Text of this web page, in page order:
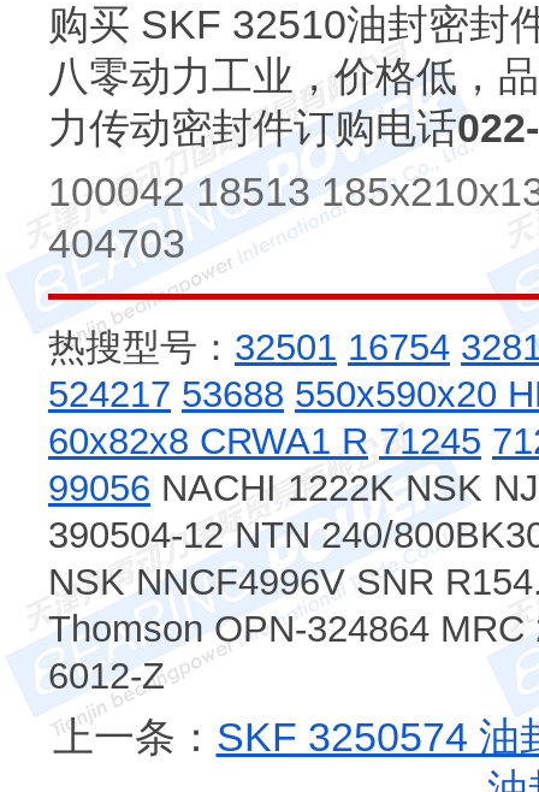
购买 SKF 32510油封密封
八零动力工业，价格低，
力传动密封件订购电话
100042 18513
404703
热搜型号： 32501 16754
524217 53688 550x590x20
60x82x8 CRWA1 R 71245
99056 NACHI 1222K NSK
390504-12 NTN 240/
NSK NNCF4996V SNR
Thomson OPN-324864
6012-Z
上一条： SKF 3250574 油